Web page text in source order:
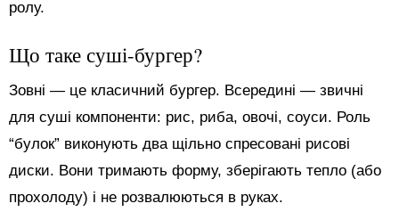
ролу.
Що таке суші-бургер?
Зовні — це класичний бургер. Всередині — звичні
для суші компоненти: рис, риба, овочі, соуси. Роль
“булок” виконують два щільно спресовані рисові
диски. Вони тримають форму, зберігають тепло (або
прохолоду) і не розвалюються в руках.